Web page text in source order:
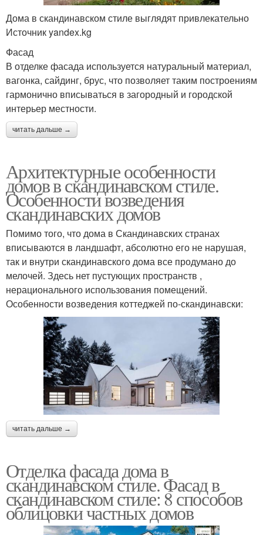
Дома в скандинавском стиле выглядят привлекательно
Источник yandex.kg
Фасад
В отделке фасада используется натуральный материал,
вагонка, сайдинг, брус, что позволяет таким построениям
гармонично вписываться в загородный и городской
интерьер местности.
читать дальше →
Архитектурные особенности
домов в скандинавском стиле.
Особенности возведения
скандинавских домов
Помимо того, что дома в Скандинавских странах
вписываются в ландшафт, абсолютно его не нарушая,
так и внутри скандинавского дома все продумано до
мелочей. Здесь нет пустующих пространств ,
нерационального использования помещений.
Особенности возведения коттеджей по-скандинавски:
читать дальше →
Отделка фасада дома в
скандинавском стиле. Фасад в
скандинавском стиле: 8 способов
облицовки частных домов